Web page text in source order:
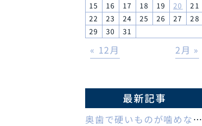
15
16 17 18 19 20
21
22
23 24 25 26 27
28
29
30 31
« 12月 2月 »
最新記事
奥歯で硬いものが噛めない理由とは？ヒビや内部炎症の疑いと対策